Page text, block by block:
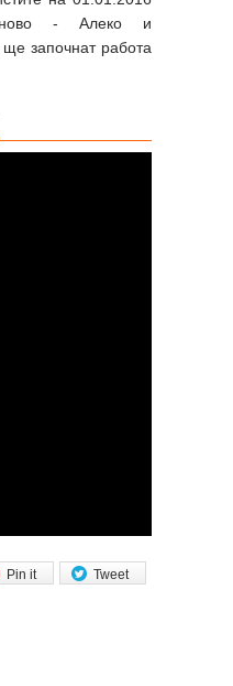
- Алеко и
започнат работа
Tweet
Pin it